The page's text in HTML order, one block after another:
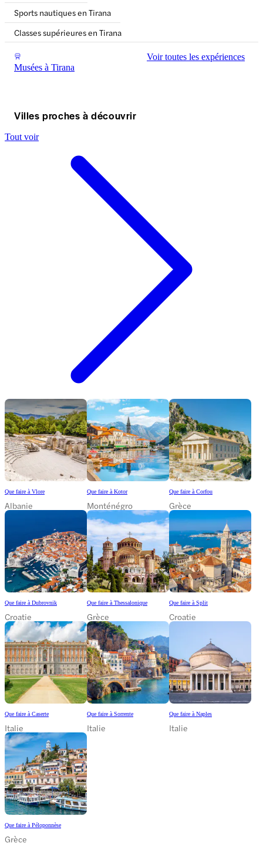
Sports nautiques en Tirana
Classes supérieures en Tirana
Musées à Tirana
Voir toutes les expériences
Villes proches à découvrir
Tout voir
Que faire à Vlore
Albanie
Que faire à Kotor
Monténégro
Que faire à Corfou
Grèce
Que faire à Dubrovnik
Croatie
Que faire à Thessalonique
Grèce
Que faire à Split
Croatie
Que faire à Caserte
Italie
Que faire à Sorrente
Italie
Que faire à Naples
Italie
Que faire à Péloponnèse
Grèce